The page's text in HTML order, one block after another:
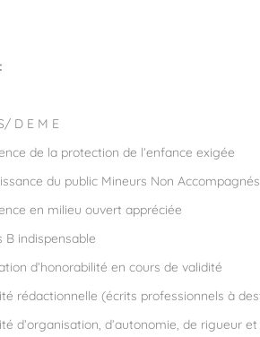
:
D E M E
de la protection de l’enfance exigée
du public Mineurs Non
en milieu ouvert appréciée
B indispensable
d’honorabilité en cours de validité
rédactionnelle (écrits professionnels à
d’organisation, d’autonomie, de rigueur